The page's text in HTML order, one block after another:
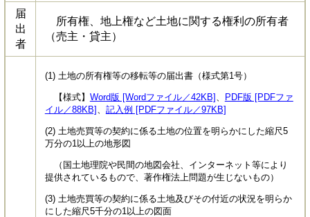
届
出
者
所有権、地上権など土地に関する権利の所有者
（売主・貸主）
(1) 土地の所有権等の移転等の届出書（様式第1号）
【様式】 Word版 [Wordファイル／42KB]
PDF版 [PDFファ
イル／88KB]
記入例 [PDFファイル／97KB]
(2) 土地売買等の契約に係る土地の位置を明らかにした縮尺5
万分の1以上の地形図
（国土地理院や民間の地図会社、インターネット等により
提供されているもので、著作権法上問題が生じないもの）
(3) 土地売買等の契約に係る土地及びその付近の状況を明らか
にした縮尺5千分の1以上の図面